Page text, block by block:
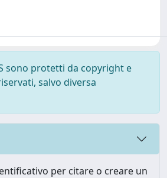
sono protetti da copyright e
salvo diversa
per citare o creare un